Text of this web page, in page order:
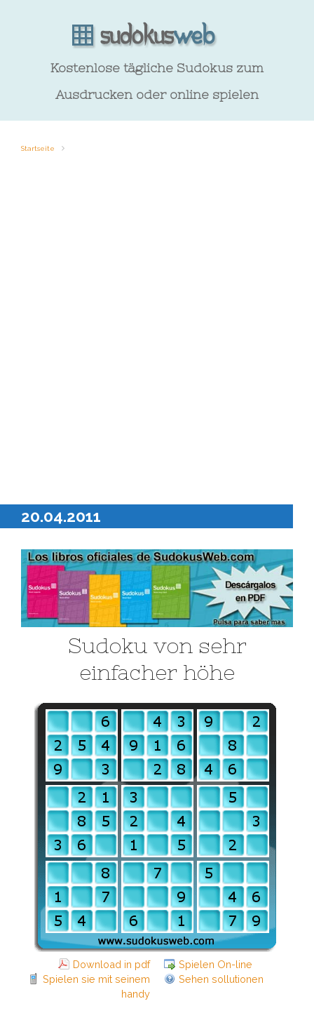
Kostenlose tägliche Sudokus zum
Ausdrucken oder online spielen
Startseite
20.04.2011
Sudoku von sehr
einfacher höhe
Download in pdf
Spielen On-line
Spielen sie mit seinem
handy
Sehen sollutionen